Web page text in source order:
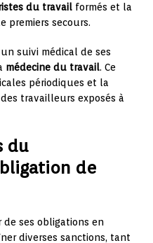
du travail formés et la
premiers secours.
suivi médical de ses
médecine du travail. Ce
périodiques et la
travailleurs exposés à
du
de
de ses obligations en
diverses sanctions, tant